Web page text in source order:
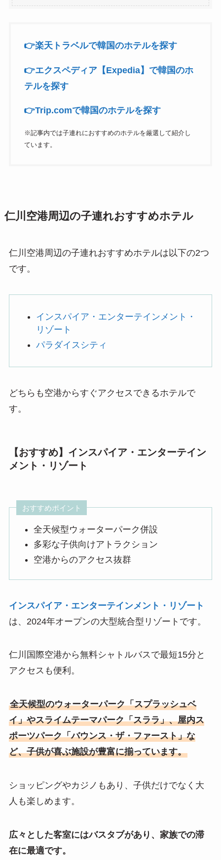
👉️楽天トラベルで韓国のホテルを探す
👉️エクスペディア【Expedia】で韓国のホ
テルを探す
👉️Trip.comで韓国のホテルを探す
※記事内では子連れにおすすめのホテルを厳選して紹介し
ています。
仁川空港周辺の子連れおすすめホテル
仁川空港周辺の子連れおすすめホテルは以下の2つ
です。
インスパイア・エンターテインメント・
リゾート
パラダイスシティ
どちらも空港からすぐアクセスできるホテルで
す。
【おすすめ】インスパイア・エンターテイン
メント・リゾート
おすすめポイント
全天候型ウォーターパーク併設
多彩な子供向けアトラクション
空港からのアクセス抜群
インスパイア・エンターテインメント・リゾート
は、2024年オープンの大型統合型リゾートです。
仁川国際空港から無料シャトルバスで最短15分と
アクセスも便利。
全天候型のウォーターパーク「スプラッシュベ
イ」やスライムテーマパーク「スララ」、屋内ス
ポーツパーク「バウンス・ザ・ファースト」な
ど、子供が喜ぶ施設が豊富に揃っています。
ショッピングやカジノもあり、子供だけでなく大
人も楽しめます。
広々とした客室にはバスタブがあり、家族での滞
在に最適です。